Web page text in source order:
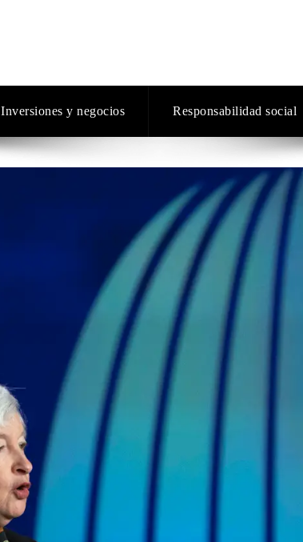
Inversiones y negocios Responsabilidad social